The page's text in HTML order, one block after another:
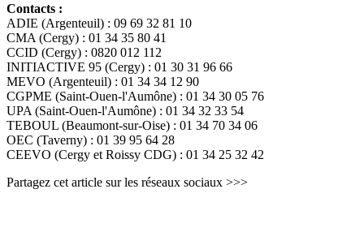
Contacts :
ADIE (Argenteuil) : 09 69 32 81 10
CMA (Cergy) : 01 34 35 80 41
CCID (Cergy) : 0820 012 112
INITIACTIVE 95 (Cergy) : 01 30 31 96 66
MEVO (Argenteuil) : 01 34 34 12 90
CGPME (Saint-Ouen-l'Aumône) : 01 34 30 05 76
UPA (Saint-Ouen-l'Aumône) : 01 34 32 33 54
TEBOUL (Beaumont-sur-Oise) : 01 34 70 34 06
OEC (Taverny) : 01 39 95 64 28
CEEVO (Cergy et Roissy CDG) : 01 34 25 32 42
Partagez cet article sur les réseaux sociaux >>>